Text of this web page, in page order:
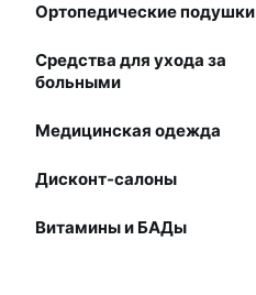
Ортопедические подушки
Средства для ухода за
больными
Медицинская одежда
Дисконт-салоны
Витамины и БАДы